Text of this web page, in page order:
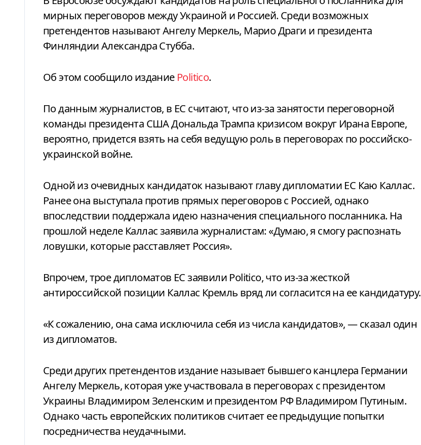
мирных переговоров между Украиной и Россией. Среди возможных
претендентов называют Ангелу Меркель, Марио Драги и президента
Финляндии Александра Стубба.
Об этом сообщило издание Politico.
По данным журналистов, в ЕС считают, что из-за занятости переговорной
команды президента США Дональда Трампа кризисом вокруг Ирана Европе,
вероятно, придется взять на себя ведущую роль в переговорах по российско-
украинской войне.
Одной из очевидных кандидаток называют главу дипломатии ЕС Каю Каллас.
Ранее она выступала против прямых переговоров с Россией, однако
впоследствии поддержала идею назначения специального посланника. На
прошлой неделе Каллас заявила журналистам: «Думаю, я смогу распознать
ловушки, которые расставляет Россия».
Впрочем, трое дипломатов ЕС заявили Politico, что из-за жесткой
антироссийской позиции Каллас Кремль вряд ли согласится на ее кандидатуру.
«К сожалению, она сама исключила себя из числа кандидатов», — сказал один
из дипломатов.
Среди других претендентов издание называет бывшего канцлера Германии
Ангелу Меркель, которая уже участвовала в переговорах с президентом
Украины Владимиром Зеленским и президентом РФ Владимиром Путиным.
Однако часть европейских политиков считает ее предыдущие попытки
посредничества неудачными.